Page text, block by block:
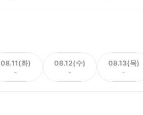
08.11(화)
-
08.12(수)
-
08.13(목)
-